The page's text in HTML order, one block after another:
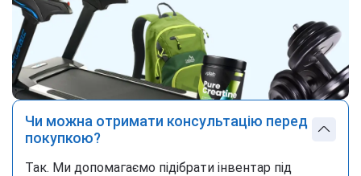
Чи можна отримати консультацію перед
покупкою?
Так. Ми допомагаємо підібрати інвентар під